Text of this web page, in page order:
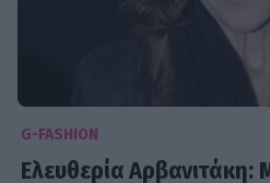
G-FASHION
Ελευθερία